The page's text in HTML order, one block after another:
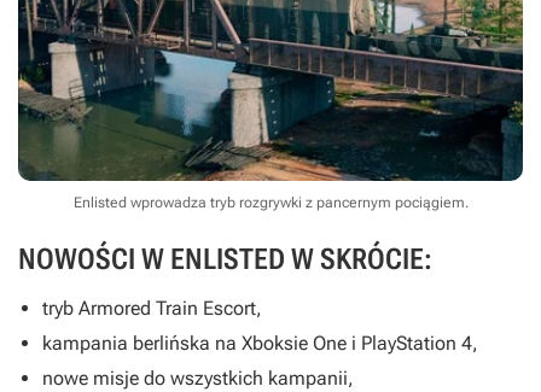
Enlisted wprowadza tryb rozgrywki z pancernym pociągiem.
NOWOŚCI W ENLISTED W SKRÓCIE:
tryb Armored Train Escort,
kampania berlińska na Xboksie One i PlayStation 4,
nowe misje do wszystkich kampanii,